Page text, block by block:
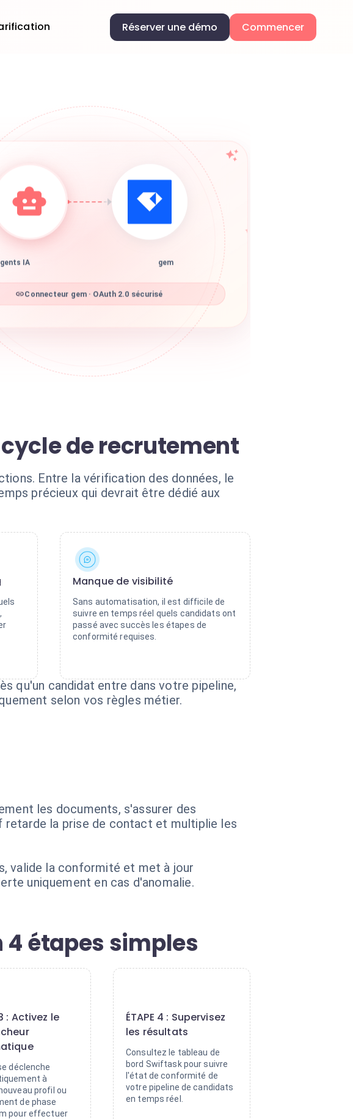
Réserver une démo Commencer
IA gem
Connecteur gem · OAuth 2.0 sécurisé
de recrutement
Entre la vérification des données, le
précieux qui devrait être dédié aux
Manque de visibilité
Sans automatisation, il est difficile de
suivre en temps réel quels candidats ont
passé avec succès les étapes de
conformité requises.
qu'un candidat entre dans votre pipeline,
selon vos règles métier.
les documents, s'assurer des
la prise de contact et multiplie les
valide la conformité et met à jour
uniquement en cas d'anomalie.
étapes simples
: Activez le
déclenche
à
profil ou
de phase
pour effectuer
ÉTAPE 4 : Supervisez
les résultats
Consultez le tableau de
bord Swiftask pour suivre
l'état de conformité de
votre pipeline de candidats
en temps réel.